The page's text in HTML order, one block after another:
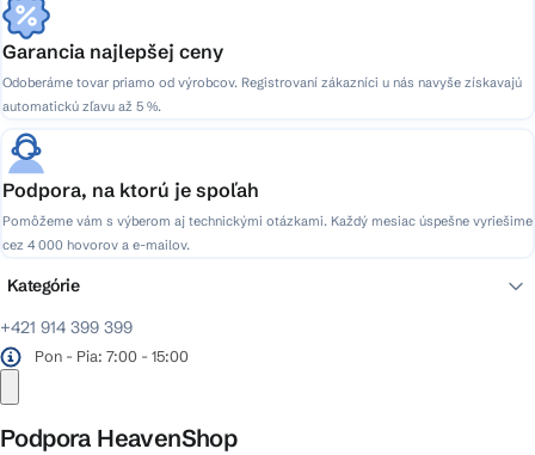
Garancia najlepšej ceny
Odoberáme tovar priamo od výrobcov. Registrovaní zákazníci u nás navyše získavajú
automatickú zľavu až 5 %.
Podpora, na ktorú je spoľah
Pomôžeme vám s výberom aj technickými otázkami. Každý mesiac úspešne vyriešime
cez 4 000 hovorov a e-mailov.
+421 914 399 399
Pon - Pia: 7:00 - 15:00
Podpora HeavenShop
Kategórie